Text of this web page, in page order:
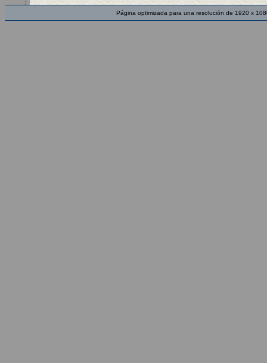
Página optimizada para una resolución de 1920 x